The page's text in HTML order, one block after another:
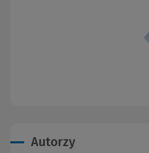
Autorzy